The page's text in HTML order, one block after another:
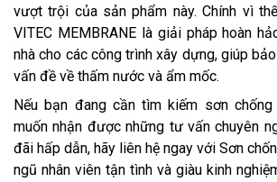
vượt trội của sản phẩm này. Chính vì
VITEC MEMBRANE là giải pháp hoàn
nhà cho các công trình xây dựng, giúp
vấn đề về thấm nước và ẩm mốc.
Nếu bạn đang cần tìm kiếm sơn
muốn nhận được những tư vấn chuyên
đãi hấp dẫn, hãy liên hệ ngay với Sơn
ngũ nhân viên tận tình và giàu kinh